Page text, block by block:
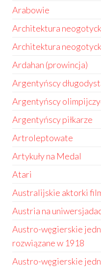
Arabowie
Architektura
Architektura
Ardahan (prowincja)
Argentyńscy
Argentyńscy
Argentyńscy piłkarze
Artroleptowate
Artykuły na Medal
Atari
Australijskie aktorki
Austria na
Austro-węgierskie
rozwiązane w 1918
Austro-węgierskie